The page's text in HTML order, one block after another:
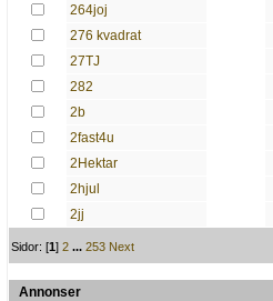
264joj
276 kvadrat
27TJ
282
2b
2fast4u
2Hektar
2hjul
2jj
Sidor: [1]2 ...253 Next
Annonser